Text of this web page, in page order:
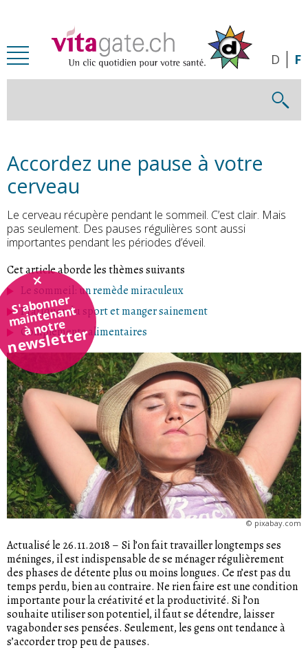
S'abonner
maintenant
à notre
newsletter
D F
Accordez une pause à votre
cerveau
Le cerveau récupère pendant le sommeil. C’est clair. Mais
pas seulement. Des pauses régulières sont aussi
importantes pendant les périodes d’éveil.
Cet article aborde les thèmes suivants
Le sommeil: un remède miraculeux
Pratiquer du sport et manger sainement
Compléments alimentaires
© pixabay.com
Actualisé le 26.11.2018 – Si l’on fait travailler longtemps ses
méninges, il est indispensable de se ménager régulièrement
des phases de détente plus ou moins longues. Ce n’est pas du
temps perdu, bien au contraire. Ne rien faire est une condition
importante pour la créativité et la productivité. Si l’on
souhaite utiliser son potentiel, il faut se détendre, laisser
vagabonder ses pensées. Seulement, les gens ont tendance à
s’accorder trop peu de pauses.